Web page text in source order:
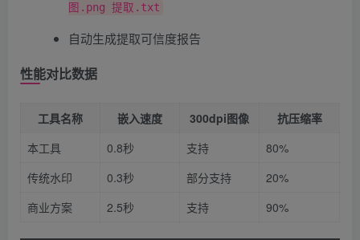
图.png 提取.txt
自动生成提取可信度报告
性能对比数据
工具名称 嵌入速度 300dpi图像
抗压缩率
本工具
0.8秒 支持
80%
传统水印
0.3秒 部分支持
20%
商业方案
2.5秒 支持 90%